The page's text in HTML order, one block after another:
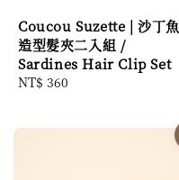
Coucou Suzette | 沙丁魚
造型髮夾二入組 /
Sardines Hair Clip Set
Regular
NT$ 360